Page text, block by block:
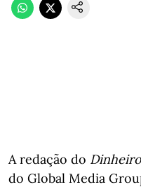
A redação do
do Global Media